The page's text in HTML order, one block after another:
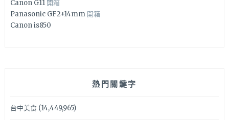
Canon G11 開箱
Panasonic GF2+14mm 開箱
Canon is850
熱門關鍵字
台中美食(14,449,965)